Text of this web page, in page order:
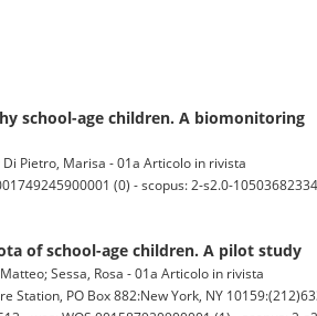
school-age children. A biomonitoring
Pietro, Marisa - 01a Articolo in rivista
(0) - scopus: 2-s2.0-
of school-age children. A pilot study
Sessa, Rosa - 01a Articolo in rivista
Station, PO Box 882:New York, NY